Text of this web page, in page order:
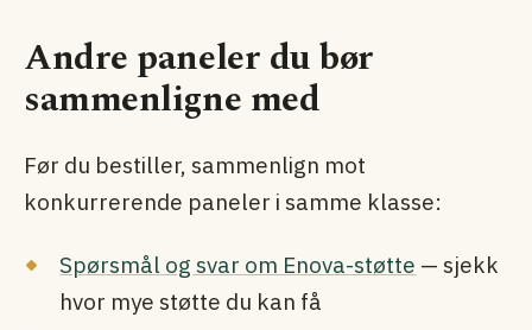
Andre paneler du bør
sammenligne med
Før du bestiller, sammenlign mot
konkurrerende paneler i samme klasse:
Spørsmål og svar om Enova-støtte — sjekk
hvor mye støtte du kan få